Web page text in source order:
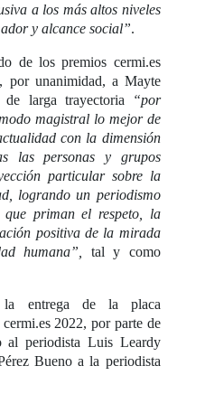
a los más altos niveles
y alcance social”.
de los premios cermi.es
por unanimidad, a Mayte
larga trayectoria
“por
magistral lo mejor de
con la dimensión
las personas y grupos
particular sobre la
logrando un periodismo
priman el respeto, la
positiva de la mirada
humana”,
tal y como
entrega de la placa
2022, por parte de
al periodista Luis Leardy
Bueno a la periodista